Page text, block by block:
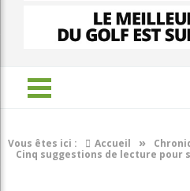
Vous êtes ici : Accueil »
Cinq suggestions de lecture pour